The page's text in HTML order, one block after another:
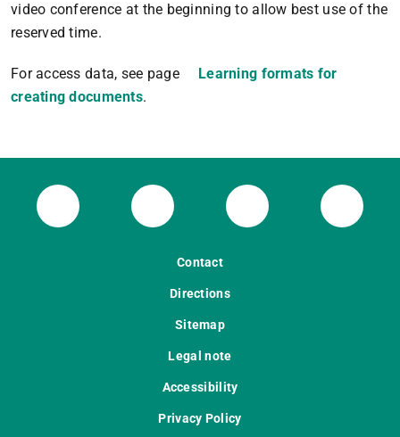
video conference at the beginning to allow best use of the
reserved time.
For access data, see page
Learning formats for
creating documents.
ULB Bluesky ULB FacebookULB InstagramULB
Contact
Directions
Sitemap
Legal note
Accessibility
Privacy Policy